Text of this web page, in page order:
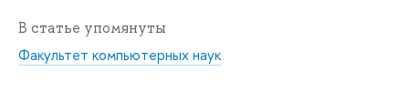
В статье упомянуты
Факультет компьютерных наук